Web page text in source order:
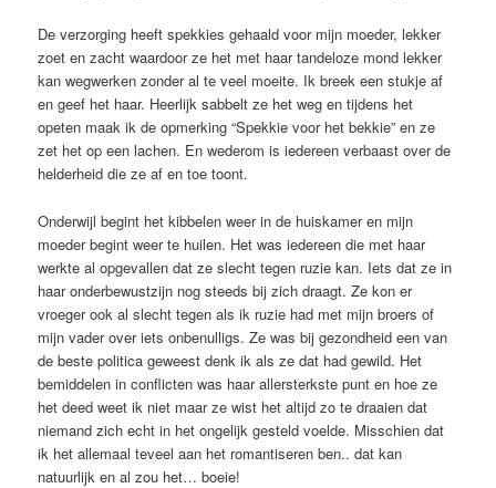
De verzorging heeft spekkies gehaald voor mijn moeder, lekker
zoet en zacht waardoor ze het met haar tandeloze mond lekker
kan wegwerken zonder al te veel moeite. Ik breek een stukje af
en geef het haar. Heerlijk sabbelt ze het weg en tijdens het
opeten maak ik de opmerking “Spekkie voor het bekkie” en ze
zet het op een lachen. En wederom is iedereen verbaast over de
helderheid die ze af en toe toont.
Onderwijl begint het kibbelen weer in de huiskamer en mijn
moeder begint weer te huilen. Het was iedereen die met haar
werkte al opgevallen dat ze slecht tegen ruzie kan. Iets dat ze in
haar onderbewustzijn nog steeds bij zich draagt. Ze kon er
vroeger ook al slecht tegen als ik ruzie had met mijn broers of
mijn vader over iets onbenulligs. Ze was bij gezondheid een van
de beste politica geweest denk ik als ze dat had gewild. Het
bemiddelen in conflicten was haar allersterkste punt en hoe ze
het deed weet ik niet maar ze wist het altijd zo te draaien dat
niemand zich echt in het ongelijk gesteld voelde. Misschien dat
ik het allemaal teveel aan het romantiseren ben.. dat kan
natuurlijk en al zou het… boeie!